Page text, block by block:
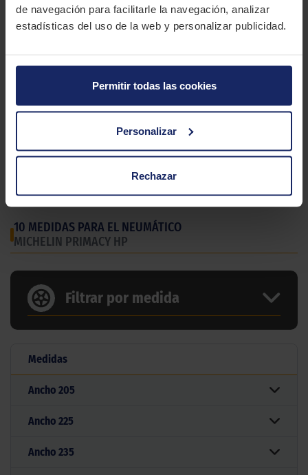
de navegación para facilitarle la navegación, analizar
estadísticas del uso de la web y personalizar publicidad.
Permitir todas las cookies
Personalizar
Rechazar
Tipo conducción
COMFORT
10 MEDIDAS PARA EL NEUMÁTICO
MICHELIN PRIMACY HP
Filtrar por medida
Medidas
Ancho 205
Ancho 225
Ancho 235